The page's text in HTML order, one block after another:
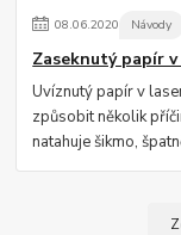
08.06.2020 Návody
Zaseknutý papír
Uvíznutý papír v
způsobit několik
natahuje šikmo,